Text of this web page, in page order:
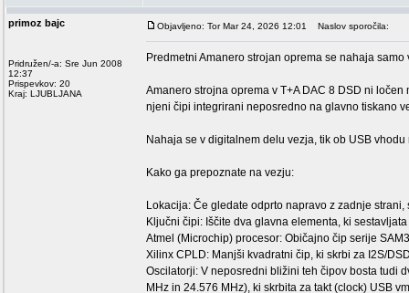
primoz bajc
Pridružen/-a: Sre Jun 2008
12:37
Prispevkov: 20
Kraj: LJUBLJANA
Objavljeno: Tor Mar 24, 2026 12:01 Naslov sporočila:
Predmetni Amanero strojan oprema se nahaja
Amanero strojna oprema v T+A DAC 8 DSD ni
njeni čipi integrirani neposredno na glavno tiskano
Nahaja se v digitalnem delu vezja, tik ob USB
Kako ga prepoznate na vezju:
Lokacija: Če gledate odprto napravo z zadnje
Ključni čipi: Iščite dva glavna elementa, ki
Atmel (Microchip) procesor: Običajno čip serije
Xilinx CPLD: Manjši kvadratni čip, ki skrbi za I2S/
Oscilatorji: V neposredni bližini teh čipov bosta tudi
MHz in 24.576 MHz), ki skrbita za takt (clock) USB